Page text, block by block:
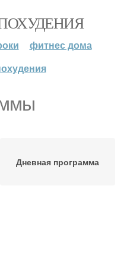
фитнес дома
Дневная программа